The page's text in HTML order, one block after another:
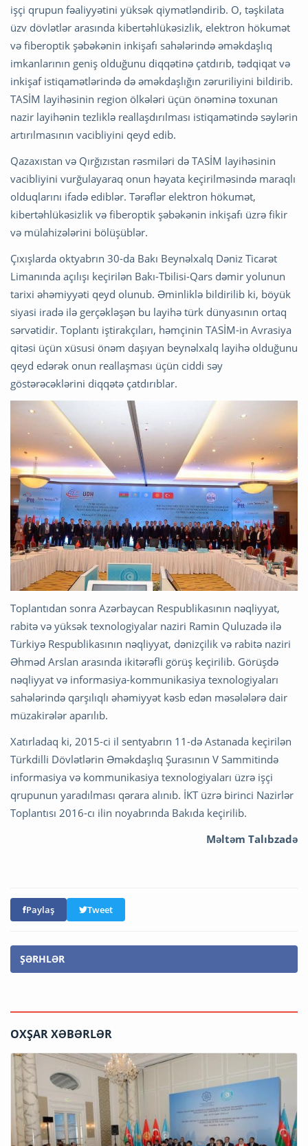
işçi qrupun fəaliyyətini yüksək qiymətləndirib. O, təşkilata
üzv dövlətlər arasında kibertəhlükəsizlik, elektron hökumət
və fiberoptik şəbəkənin inkişafı sahələrində əməkdaşlıq
imkanlarının geniş olduğunu diqqətinə çatdırıb, tədqiqat və
inkişaf istiqamətlərində də əməkdaşlığın zəruriliyini bildirib.
TASİM layihəsinin region ölkələri üçün önəminə toxunan
nazir layihənin tezliklə reallaşdırılması istiqamətində səylərin
artırılmasının vacibliyini qeyd edib.
Qazaxıstan və Qırğızıstan rəsmiləri də TASİM layihəsinin
vacibliyini vurğulayaraq onun həyata keçirilməsində maraqlı
olduqlarını ifadə ediblər. Tərəflər elektron hökumət,
kibertəhlükəsizlik və fiberoptik şəbəkənin inkişafı üzrə fikir
və mülahizələrini bölüşüblər.
Çıxışlarda oktyabrın 30-da Bakı Beynəlxalq Dəniz Ticarət
Limanında açılışı keçirilən Bakı-Tbilisi-Qars dəmir yolunun
tarixi əhəmiyyəti qeyd olunub. Əminliklə bildirilib ki, böyük
siyasi iradə ilə gerçəkləşən bu layihə türk dünyasının ortaq
sərvətidir. Toplantı iştirakçıları, həmçinin TASİM-in Avrasiya
qitəsi üçün xüsusi önəm daşıyan beynəlxalq layihə olduğunu
qeyd edərək onun reallaşması üçün ciddi səy
göstərəcəklərini diqqətə çatdırıblar.
Toplantıdan sonra Azərbaycan Respublikasının nəqliyyat,
rabitə və yüksək texnologiyalar naziri Ramin Quluzadə ilə
Türkiyə Respublikasının nəqliyyat, dənizçilik və rabitə naziri
Əhməd Arslan arasında ikitərəfli görüş keçirilib. Görüşdə
nəqliyyat və informasiya-kommunikasiya texnologiyaları
sahələrində qarşılıqlı əhəmiyyət kəsb edən məsələlərə dair
müzakirələr aparılıb.
Xatırladaq ki, 2015-ci il sentyabrın 11-də Astanada keçirilən
Türkdilli Dövlətlərin Əməkdaşlıq Şurasının V Sammitində
informasiya və kommunikasiya texnologiyaları üzrə işçi
qrupunun yaradılması qərara alınıb. İKT üzrə birinci Nazirlər
Toplantısı 2016-cı ilin noyabrında Bakıda keçirilib.
Məltəm Talıbzadə
Paylaş Tweet
ŞƏRHLƏR
OXŞAR XƏBƏRLƏR